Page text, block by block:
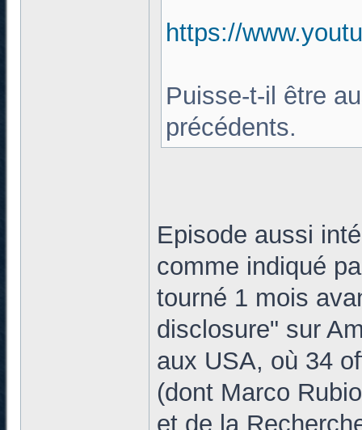
https://
Puisse-t-il être
précédents.
Episode aussi
comme indiqué
tourné 1 mois
disclosure" sur
aux USA, où 34
(dont Marco
et de la